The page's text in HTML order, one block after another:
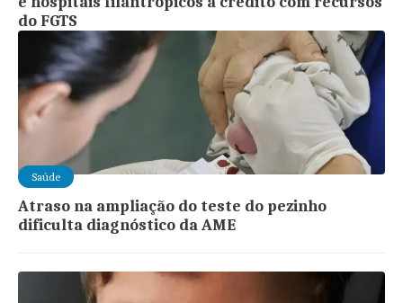
do FGTS
Saúde
Atraso na ampliação do teste do pezinho
dificulta diagnóstico da AME